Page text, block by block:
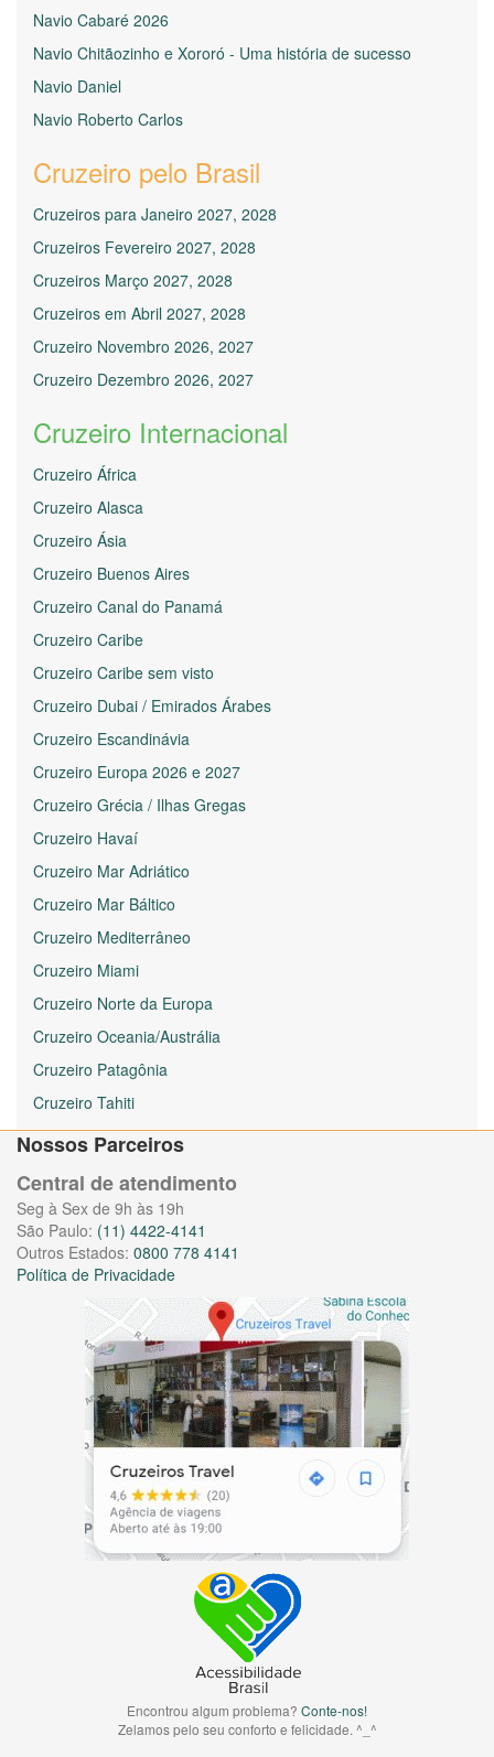
Navio Cabaré 2026
Navio Chitãozinho e Xororó - Uma história de sucesso
Navio Daniel
Navio Roberto Carlos
Cruzeiro pelo Brasil
Cruzeiros para Janeiro 2027, 2028
Cruzeiros Fevereiro 2027, 2028
Cruzeiros Março 2027, 2028
Cruzeiros em Abril 2027, 2028
Cruzeiro Novembro 2026, 2027
Cruzeiro Dezembro 2026, 2027
Cruzeiro Internacional
Cruzeiro África
Cruzeiro Alasca
Cruzeiro Ásia
Cruzeiro Buenos Aires
Cruzeiro Canal do Panamá
Cruzeiro Caribe
Cruzeiro Caribe sem visto
Cruzeiro Dubai / Emirados Árabes
Cruzeiro Escandinávia
Cruzeiro Europa 2026 e 2027
Cruzeiro Grécia / Ilhas Gregas
Cruzeiro Havaí
Cruzeiro Mar Adriático
Cruzeiro Mar Báltico
Cruzeiro Mediterrâneo
Cruzeiro Miami
Cruzeiro Norte da Europa
Cruzeiro Oceania/Austrália
Cruzeiro Patagônia
Cruzeiro Tahiti
Nossos Parceiros
Central de atendimento
Seg à Sex de 9h às 19h
São Paulo: (11) 4422-4141
Outros Estados: 0800 778 4141
Política de Privacidade
Encontrou algum problema? Conte-nos!
Zelamos pelo seu conforto e felicidade. ^_^